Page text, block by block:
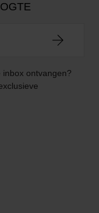
ontvangen?